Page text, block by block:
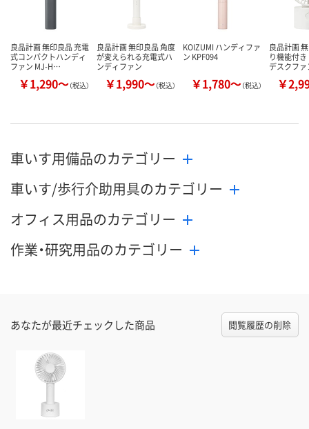
良品計画 無印良品 充電
式コンパクトハンディ
ファン MJ-H…
￥1,290～（税込）
良品計画 無印良品 角度
が変えられる充電式ハ
ンディファン
￥1,990～（税込）
KOIZUMI ハンディファ
ン KPF094
￥1,780～（税込）
良品計画
り機能付
デスクフ
￥
車いす用備品のカテゴリー
車いす/歩行介助用具のカテゴリー
オフィス用品のカテゴリー
作業・研究用品のカテゴリー
あなたが最近チェックした商品 閲覧履歴の削除